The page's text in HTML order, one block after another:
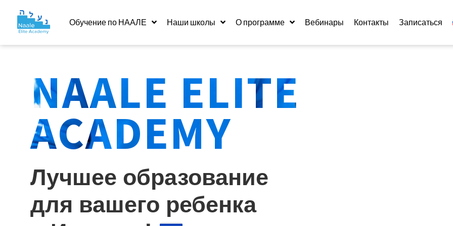
Обучение по НААЛЕ Наши школы О программе Вебинары Контакты Записаться
NAALE ELITE
ACADEMY
Лучшее образование
для вашего ребенка